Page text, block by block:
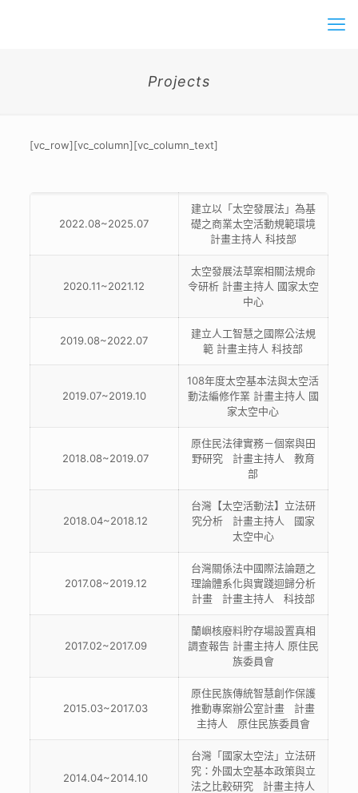
Projects
[vc_row][vc_column][vc_column_text]
2022.08~2025.07
建立以「太空發展法」為基
礎之商業太空活動規範環境
計畫主持人 科技部
2020.11~2021.12
太空發展法草案相關法規命
令研析 計畫主持人 國家太空
中心
2019.08~2022.07
建立人工智慧之國際公法規
範 計畫主持人 科技部
2019.07~2019.10
108年度太空基本法與太空活
動法編修作業 計畫主持人 國
家太空中心
2018.08~2019.07
原住民法律實務－個案與田
野研究 計畫主持人 教育
部
2018.04~2018.12
台灣【太空活動法】立法研
究分析 計畫主持人 國家
太空中心
2017.08~2019.12
台灣關係法中國際法論題之
理論體系化與實踐迴歸分析
計畫 計畫主持人 科技部
2017.02~2017.09
蘭嶼核廢料貯存場設置真相
調查報告 計畫主持人 原住民
族委員會
2015.03~2017.03
原住民族傳統智慧創作保護
推動專案辦公室計畫 計畫
主持人 原住民族委員會
2014.04~2014.10
台灣「國家太空法」立法研
究：外國太空基本政策與立
法之比較研究 計畫主持人